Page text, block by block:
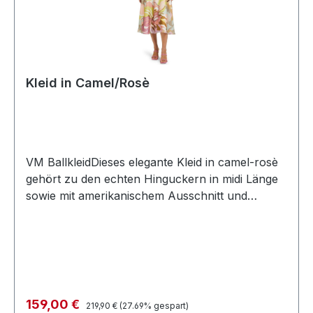
Kleid in Camel/Rosè
VM BallkleidDieses elegante Kleid in camel-rosè
gehört zu den echten Hinguckern in midi Länge
sowie mit amerikanischem Ausschnitt und
Ausschnitt - Schluppe und R-VLängeninfo:
Verkaufspreis:
159,00 € Regulärer Preis:
219,90 € (27.69% gespart)